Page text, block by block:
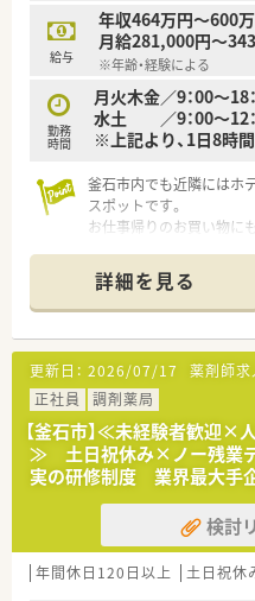
給与
年収464万円～600
月給281,000円～
※年齢・経験による
勤務
時間
月火木金／9：00～18
水土 ／9：00～12：
※上記より、1日8時
釜石市内でも近隣にはホ
スポットです。
お仕事帰りのお買い物にも
り、安定経営のドラッグ
≪薬局について≫
全国にチェーン展開して
大手ならではの福利厚生
す！
詳細を見る
更新日： 2026/07/17 薬剤師求
正社員
調剤薬局
【釜石市】≪未経験者歓迎×
≫ 土日祝休み×ノー残業
実の研修制度 業界最大手
検討
年間休日120日以上 土日祝休